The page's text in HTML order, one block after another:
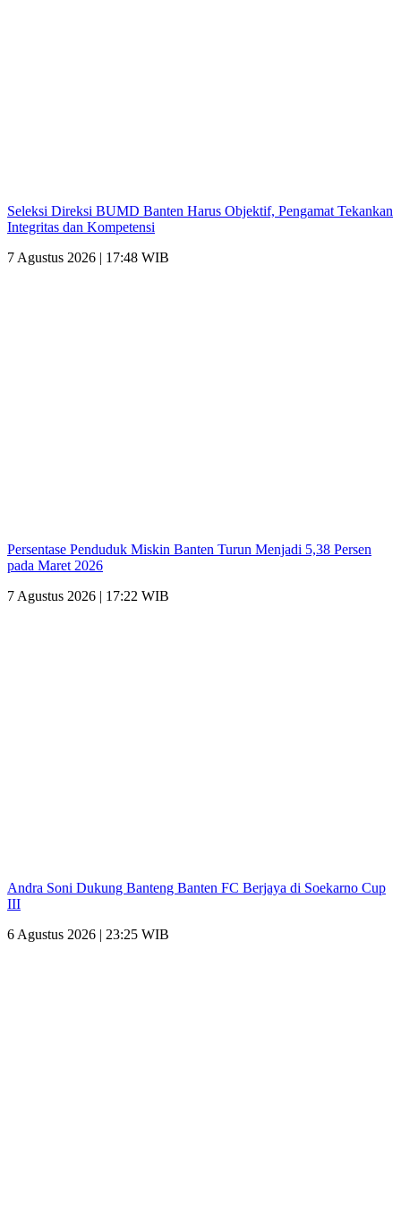
Seleksi Direksi BUMD Banten Harus Objektif, Pengamat Tekankan
Integritas dan Kompetensi
7 Agustus 2026 | 17:48 WIB
Persentase Penduduk Miskin Banten Turun Menjadi 5,38 Persen
pada Maret 2026
7 Agustus 2026 | 17:22 WIB
Andra Soni Dukung Banteng Banten FC Berjaya di Soekarno Cup
III
6 Agustus 2026 | 23:25 WIB